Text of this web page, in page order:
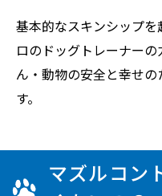
基本的なスキンシップ
ロのドッグトレーナー
ん・動物の安全と幸せ
す。
マズルコン